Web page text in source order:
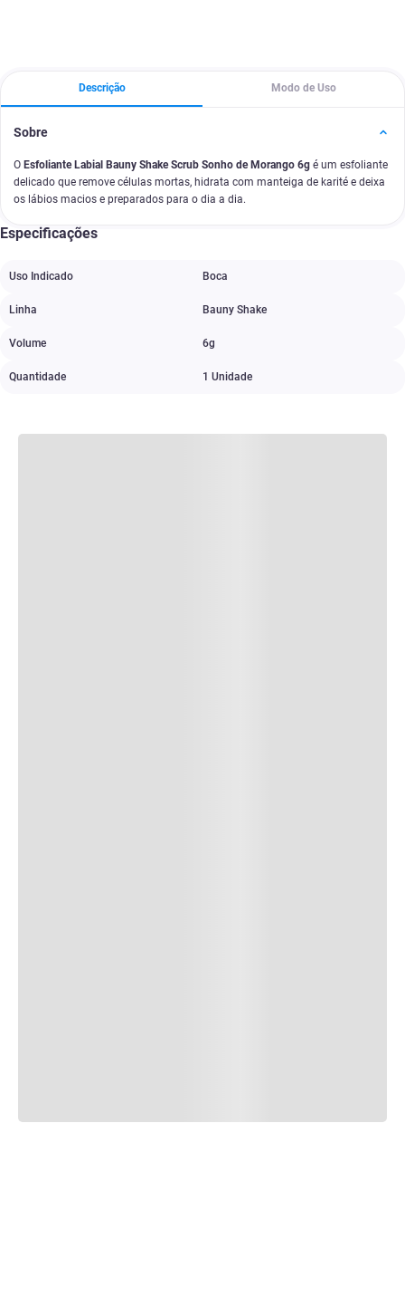
Descrição Modo de Uso
Sobre
O Esfoliante Labial Bauny Shake Scrub Sonho de Morango 6g é um esfoliante
delicado que remove células mortas, hidrata com manteiga de karité e deixa
os lábios macios e preparados para o dia a dia.
Especificações
Uso Indicado Boca
Linha Bauny Shake
Volume 6g
Quantidade 1 Unidade